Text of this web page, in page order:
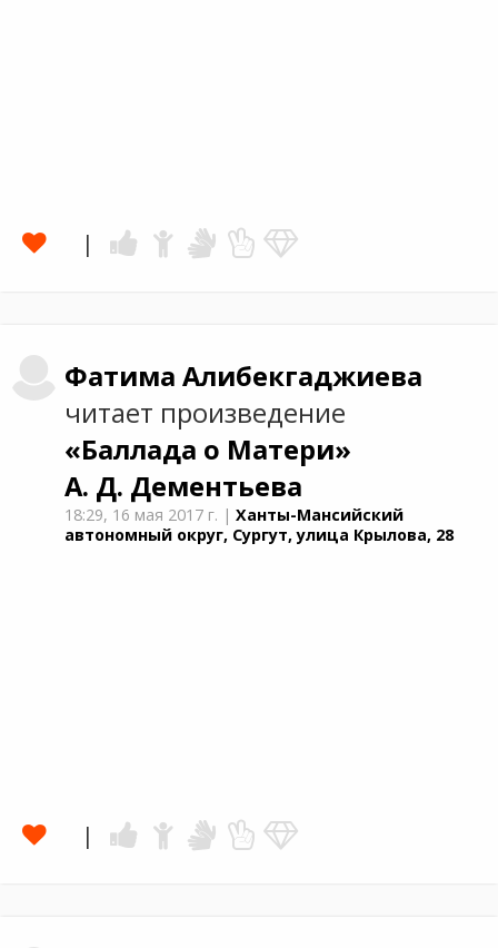
Фатима Алибекгаджиева
читает произведение
«Баллада о Матери»
А. Д. Дементьевa
18:29, 16 мая 2017 г. |Ханты-Мансийский
автономный округ, Сургут, улица Крылова, 28